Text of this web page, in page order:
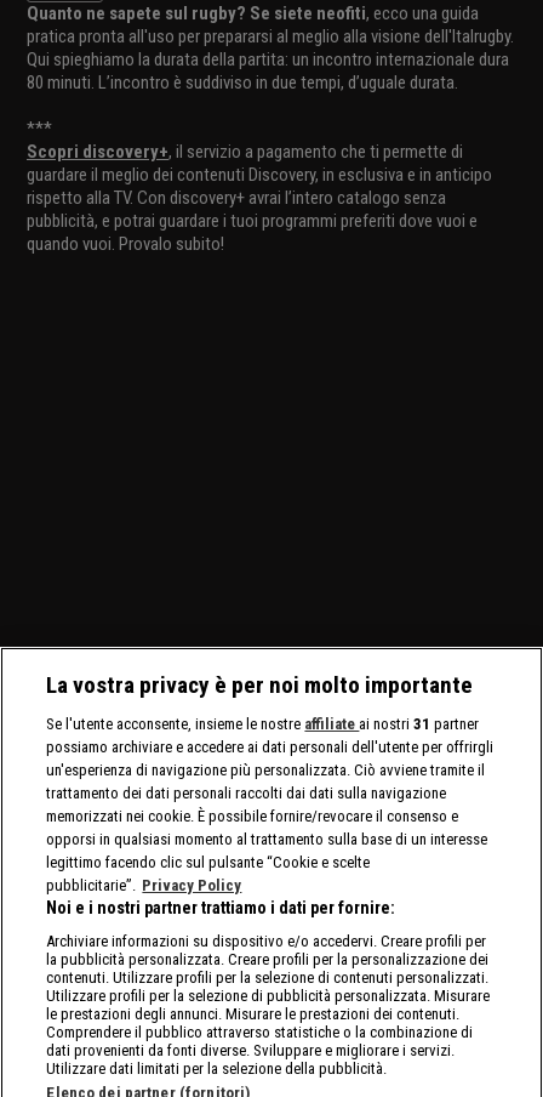
Quanto ne sapete sul rugby? Se siete neofiti, ecco una guida
pratica pronta all'uso per prepararsi al meglio alla visione dell'Italrugby.
Qui spieghiamo la durata della partita: un incontro internazionale dura
80 minuti. L’incontro è suddiviso in due tempi, d’uguale durata.
***
Scopri discovery+, il servizio a pagamento che ti permette di
guardare il meglio dei contenuti Discovery, in esclusiva e in anticipo
rispetto alla TV. Con discovery+ avrai l’intero catalogo senza
pubblicità, e potrai guardare i tuoi programmi preferiti dove vuoi e
quando vuoi. Provalo subito!
La vostra privacy è per noi molto importante
Se l'utente acconsente, insieme le nostre affiliate ai nostri31 partner
possiamo archiviare e accedere ai dati personali dell'utente per offrirgli
un'esperienza di navigazione più personalizzata. Ciò avviene tramite il
trattamento dei dati personali raccolti dai dati sulla navigazione
memorizzati nei cookie. È possibile fornire/revocare il consenso e
opporsi in qualsiasi momento al trattamento sulla base di un interesse
legittimo facendo clic sul pulsante “Cookie e scelte
pubblicitarie”. Privacy Policy
Noi e i nostri partner trattiamo i dati per fornire:
Archiviare informazioni su dispositivo e/o accedervi. Creare profili per
la pubblicità personalizzata. Creare profili per la personalizzazione dei
contenuti. Utilizzare profili per la selezione di contenuti personalizzati.
Utilizzare profili per la selezione di pubblicità personalizzata. Misurare
le prestazioni degli annunci. Misurare le prestazioni dei contenuti.
Comprendere il pubblico attraverso statistiche o la combinazione di
dati provenienti da fonti diverse. Sviluppare e migliorare i servizi.
Utilizzare dati limitati per la selezione della pubblicità.
Elenco dei partner (fornitori)